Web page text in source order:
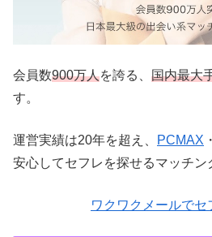
会員数900万人を誇る、 国内最大
す。
運営実績は20年を超え、 PCMAX ・
安心してセフレを探せるマッチン
ワクワクメールでセ